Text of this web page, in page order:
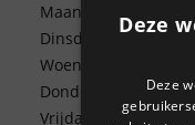
Maandag
Dinsdag
Woensdag
Donderdag
Vrijdag
09:30 –
09:30 –
09:30 –
09:30 –
09:30 –
Deze
Deze